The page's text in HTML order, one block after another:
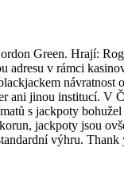
Green. Hrají:
adresu v rámci
návratnost
ani jinou institucí. V
s jackpoty
jackpoty jsou
výhru.